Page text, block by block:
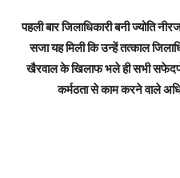
पहली बार जिलाधिकारी बनी ज्योति
सजा यह मिली कि उन्हें तत्काल
खैरवाल के खिलाफ भले ही सभी
कर्मठता से काम करने वाले